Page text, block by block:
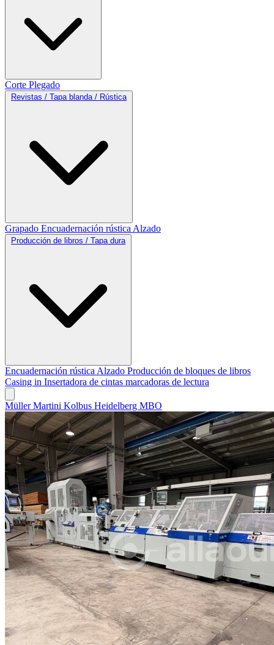
Corte Plegado
Revistas / Tapa blanda / Rústica
Grapado Encuadernación rústica Alzado
Producción de libros / Tapa dura
Encuadernación rústica Alzado Producción de bloques de libros
Casing in Insertadora de cintas marcadoras de lectura
Müller Martini Kolbus Heidelberg MBO